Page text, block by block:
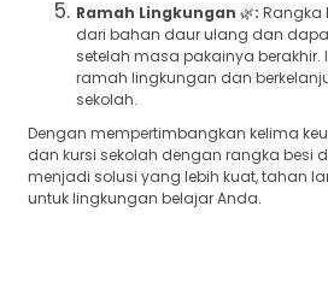
Ramah Lingkungan 🌿: Rangka
dari bahan daur ulang dan
setelah masa pakainya
ramah lingkungan dan
sekolah.
Dengan mempertimbangkan kelima
dan kursi sekolah dengan rangka besi
menjadi solusi yang lebih kuat, tahan
untuk lingkungan belajar Anda.